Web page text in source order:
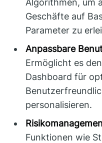
Algorithmen, um
Geschäfte auf
Parameter zu
Anpassbare
Ermöglicht es
Dashboard für
personalisieren.
Funktionen wie